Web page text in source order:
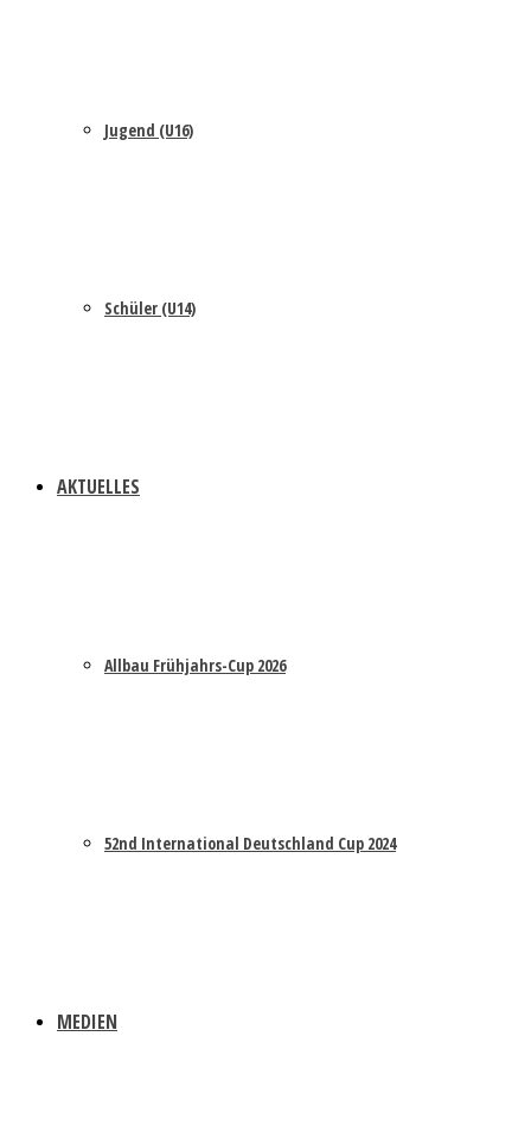
Jugend (U16)
Schüler (U14)
AKTUELLES
Allbau Frühjahrs-Cup 2026
52nd International Deutschland Cup 2024
MEDIEN